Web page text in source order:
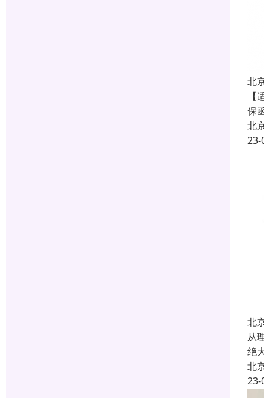
北
保
北
23-
北
从
绝
北
23-